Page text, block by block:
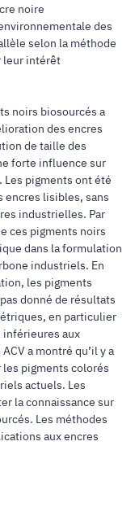
noire
des
selon la méthode
leur intérêt
noirs biosourcés a
des encres
de taille des
forte influence sur
pigments ont été
encres lisibles, sans
industrielles. Par
ces pigments noirs
dans la formulation
industriels. En
les pigments
donné de résultats
en particulier
aux
a montré qu’il y a
les pigments colorés
actuels. Les
la connaissance sur
Les méthodes
aux encres